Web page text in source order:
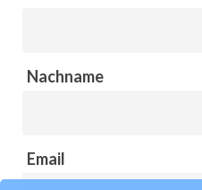
Nachname
Email